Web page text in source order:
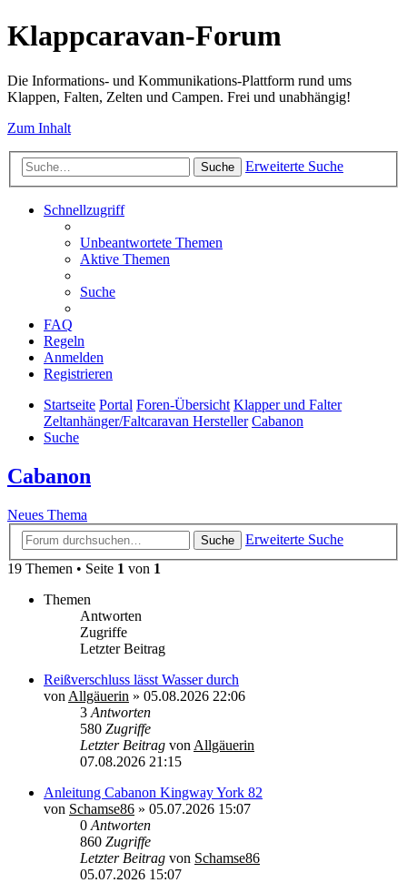
Klappcaravan-Forum
Die Informations- und Kommunikations-Plattform rund ums
Klappen, Falten, Zelten und Campen. Frei und unabhängig!
Zum Inhalt
Suche Erweiterte Suche
Schnellzugriff
Unbeantwortete Themen
Aktive Themen
Suche
FAQ
Regeln
Anmelden
Registrieren
Startseite Portal Foren-Übersicht Klapper und Falter
Zeltanhänger/Faltcaravan Hersteller Cabanon
Suche
Cabanon
Neues Thema
Suche
Erweiterte Suche
19 Themen • Seite 1 von 1
Themen
Antworten
Zugriffe
Letzter Beitrag
Reißverschluss lässt Wasser durch
von Allgäuerin » 05.08.2026 22:06
3 Antworten
580 Zugriffe
Letzter Beitrag von Allgäuerin
07.08.2026 21:15
Anleitung Cabanon Kingway York 82
von Schamse86 » 05.07.2026 15:07
0 Antworten
860 Zugriffe
Letzter Beitrag von Schamse86
05.07.2026 15:07